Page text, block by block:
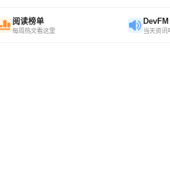
阅读榜单
每周热文看这里
DevFM
当天资讯